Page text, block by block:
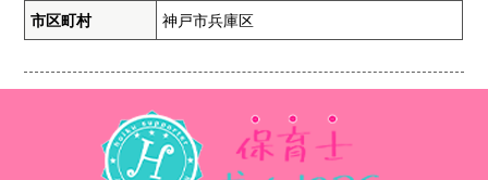
市区町村 神戸市兵庫区